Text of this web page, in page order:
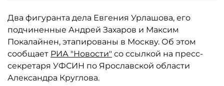
Два фигуранта дела Евгения Урлашова, его
подчиненные Андрей Захаров и Максим
Покалайнен, этапированы в Москву. Об этом
сообщает РИА "Новости" со ссылкой на пресс-
секретаря УФСИН по Ярославской области
Александра Круглова.